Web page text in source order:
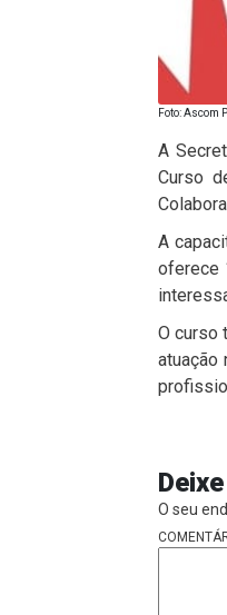
Foto: Ascom
A
Curso
A
oferece
O curso
atuação
O seu